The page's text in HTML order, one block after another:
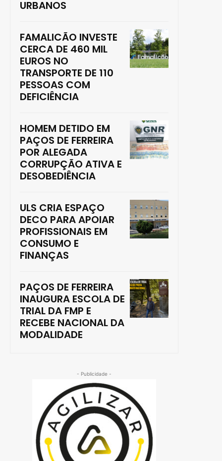
URBANOS
FAMALICÃO INVESTE
CERCA DE 460 MIL
EUROS NO
TRANSPORTE DE 110
PESSOAS COM
DEFICIÊNCIA
HOMEM DETIDO EM
PAÇOS DE FERREIRA
POR ALEGADA
CORRUPÇÃO ATIVA E
DESOBEDIÊNCIA
ULS CRIA ESPAÇO
DECO PARA APOIAR
PROFISSIONAIS EM
CONSUMO E
FINANÇAS
PAÇOS DE FERREIRA
INAUGURA ESCOLA DE
TRIAL DA FMP E
RECEBE NACIONAL DA
MODALIDADE
- Publicidade -